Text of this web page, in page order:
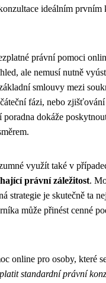
ideálním prvním
právní pomoci
ale nemusí nutně
smlouvy mezi
fázi, nebo
dokáže
využít také v
právní záležitost.
strategie je skutečně ta
může přinést cenné
online pro osoby, které
standardní právní